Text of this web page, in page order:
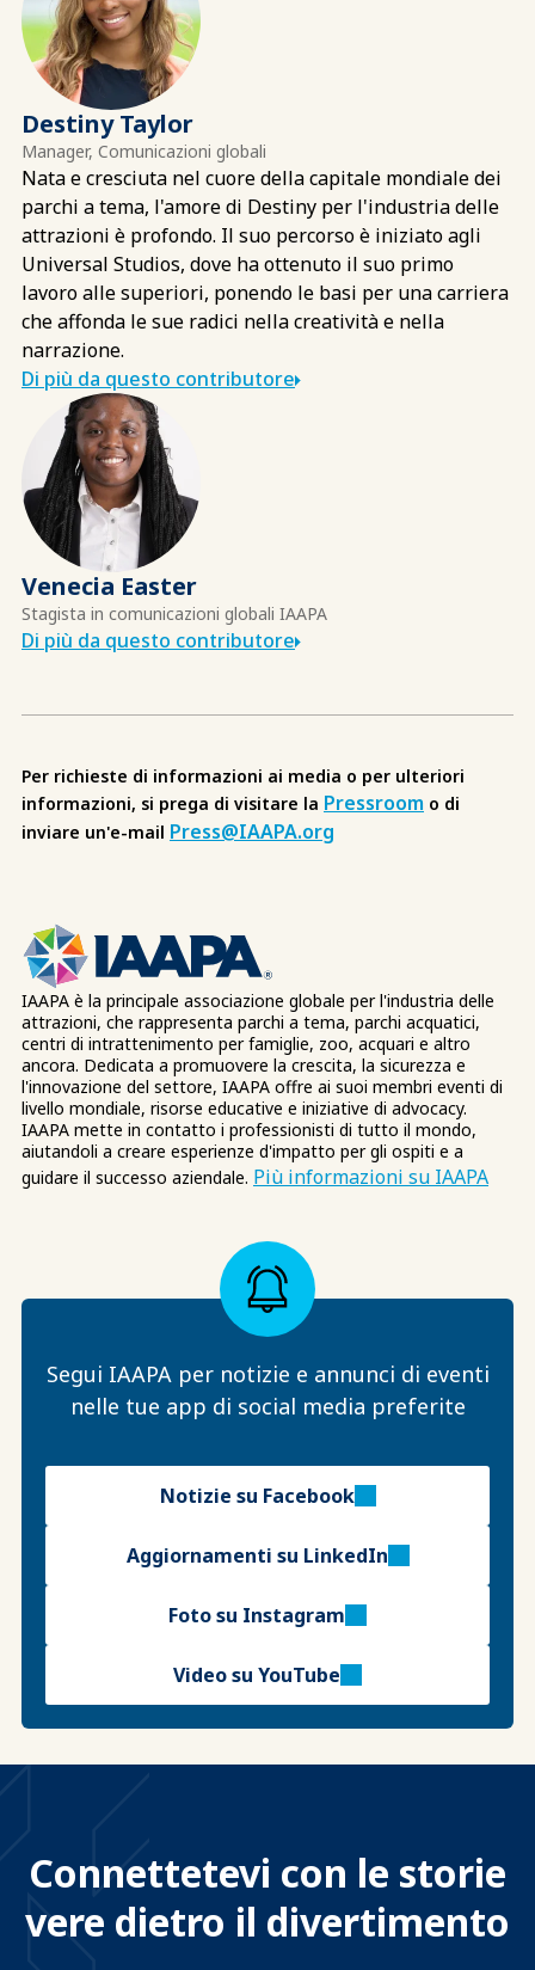
Destiny Taylor
Manager, Comunicazioni globali
Nata e cresciuta nel cuore della capitale mondiale dei
parchi a tema, l'amore di Destiny per l'industria delle
attrazioni è profondo. Il suo percorso è iniziato agli
Universal Studios, dove ha ottenuto il suo primo
lavoro alle superiori, ponendo le basi per una carriera
che affonda le sue radici nella creatività e nella
narrazione.
Di più da questo contributore
Venecia Easter
Stagista in comunicazioni globali IAAPA
Di più da questo contributore
Per richieste di informazioni ai media o per ulteriori
informazioni, si prega di visitare la Pressroom o di
inviare un'e-mail Press@IAAPA.org
IAAPA è la principale associazione globale per l'industria delle
attrazioni, che rappresenta parchi a tema, parchi acquatici,
centri di intrattenimento per famiglie, zoo, acquari e altro
ancora. Dedicata a promuovere la crescita, la sicurezza e
l'innovazione del settore, IAAPA offre ai suoi membri eventi di
livello mondiale, risorse educative e iniziative di advocacy.
IAAPA mette in contatto i professionisti di tutto il mondo,
aiutandoli a creare esperienze d'impatto per gli ospiti e a
guidare il successo aziendale. Più informazioni su IAAPA
Segui IAAPA per notizie e annunci di eventi
nelle tue app di social media preferite
Notizie su Facebook
Aggiornamenti su LinkedIn
Foto su Instagram
Video su YouTube
Connettetevi con le storie
vere dietro il divertimento